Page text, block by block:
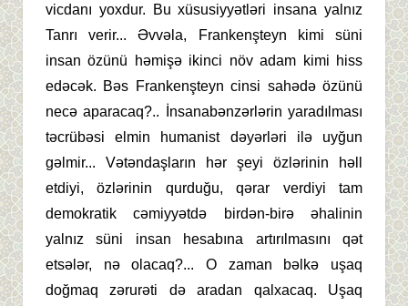
vicdanı yoxdur. Bu xüsusiyyətləri insana yalnız
Tanrı verir... Əvvəla, Frankenşteyn kimi süni
insan özünü həmişə ikinci növ adam kimi hiss
edəcək. Bəs Frankenşteyn cinsi sahədə özünü
necə aparacaq?.. İnsanabənzərlərin yaradılması
təcrübəsi elmin humanist dəyərləri ilə uyğun
gəlmir... Vətəndaşların hər şeyi özlərinin həll
etdiyi, özlərinin qurduğu, qərar verdiyi tam
demokratik cəmiyyətdə birdən-birə əhalinin
yalnız süni insan hesabına artırılmasını qət
etsələr, nə olacaq?... O zaman bəlkə uşaq
doğmaq zərurəti də aradan qalxacaq. Uşaq